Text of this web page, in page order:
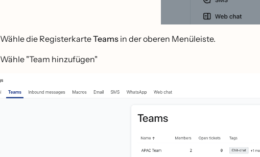
Wähle die RegisterkarteTeams in der oberen Menüleiste.
Wähle "Team hinzufügen"